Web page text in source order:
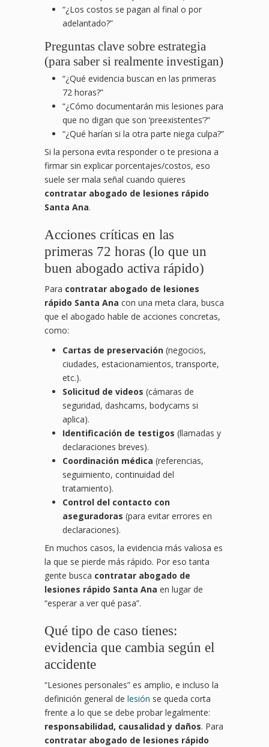
“¿Los costos se pagan al final o por
adelantado?”
Preguntas clave sobre estrategia
(para saber si realmente investigan)
“¿Qué evidencia buscan en las primeras
72 horas?”
“¿Cómo documentarán mis lesiones para
que no digan que son ‘preexistentes’?”
“¿Qué harían si la otra parte niega culpa?”
Si la persona evita responder o te presiona a
firmar sin explicar porcentajes/costos, eso
suele ser mala señal cuando quieres
contratar abogado de lesiones rápido
Santa Ana.
Acciones críticas en las
primeras 72 horas (lo que un
buen abogado activa rápido)
Para contratar abogado de lesiones
rápido Santa Ana con una meta clara, busca
que el abogado hable de acciones concretas,
como:
Cartas de preservación (negocios,
ciudades, estacionamientos, transporte,
etc.).
Solicitud de videos (cámaras de
seguridad, dashcams, bodycams si
aplica).
Identificación de testigos (llamadas y
declaraciones breves).
Coordinación médica (referencias,
seguimiento, continuidad del
tratamiento).
Control del contacto con
aseguradoras (para evitar errores en
declaraciones).
En muchos casos, la evidencia más valiosa es
la que se pierde más rápido. Por eso tanta
gente busca contratar abogado de
lesiones rápido Santa Ana en lugar de
“esperar a ver qué pasa”.
Qué tipo de caso tienes:
evidencia que cambia según el
accidente
“Lesiones personales” es amplio, e incluso la
definición general de lesión se queda corta
frente a lo que se debe probar legalmente:
responsabilidad, causalidad y daños. Para
contratar abogado de lesiones rápido